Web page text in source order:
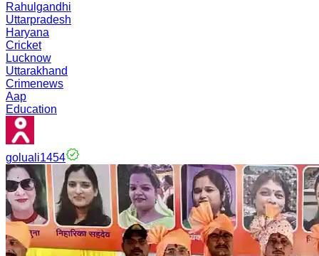
Rahulgandhi
Uttarpradesh
Haryana
Cricket
Lucknow
Uttarakhand
Crimenews
Aap
Education
goluali1454